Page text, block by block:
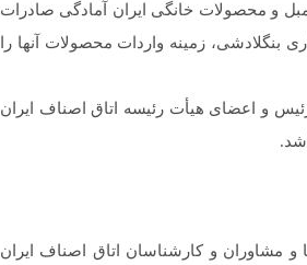
و محصولات خانگی ایران آمادگی صادرات
بنگلادشی، زمینه واردات محصولات آنها را
و اعضای هیأت رئیسه اتاق اصناف ایران
مشاوران و کارشناسان اتاق اصناف ایران